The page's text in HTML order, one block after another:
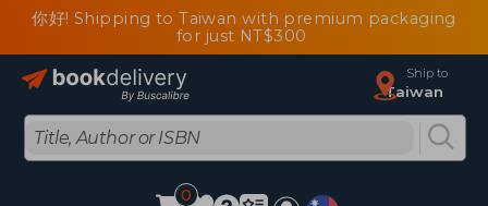
你好! Shipping to Taiwan with premium packaging
for just NT$300
Ship to
Taiwan
0